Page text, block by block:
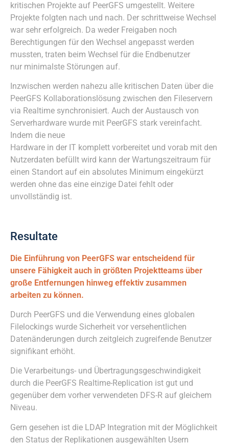
kritischen Projekte auf PeerGFS umgestellt. Weitere
Projekte folgten nach und nach. Der schrittweise Wechsel
war sehr erfolgreich. Da weder Freigaben noch
Berechtigungen für den Wechsel angepasst werden
mussten, traten beim Wechsel für die Endbenutzer
nur minimalste Störungen auf.
Inzwischen werden nahezu alle kritischen Daten über die
PeerGFS Kollaborationslösung zwischen den Fileservern
via Realtime synchronisiert. Auch der Austausch von
Serverhardware wurde mit PeerGFS stark vereinfacht.
Indem die neue
Hardware in der IT komplett vorbereitet und vorab mit den
Nutzerdaten befüllt wird kann der Wartungszeitraum für
einen Standort auf ein absolutes Minimum eingekürzt
werden ohne das eine einzige Datei fehlt oder
unvollständig ist.
Resultate
Die Einführung von PeerGFS war entscheidend für
unsere Fähigkeit auch in größten Projektteams über
große Entfernungen hinweg effektiv zusammen
arbeiten zu können.
Durch PeerGFS und die Verwendung eines globalen
Filelockings wurde Sicherheit vor versehentlichen
Datenänderungen durch zeitgleich zugreifende Benutzer
signifikant erhöht.
Die Verarbeitungs- und Übertragungsgeschwindigkeit
durch die PeerGFS Realtime-Replication ist gut und
gegenüber dem vorher verwendeten DFS-R auf gleichem
Niveau.
Gern gesehen ist die LDAP Integration mit der Möglichkeit
den Status der Replikationen ausgewählten Usern